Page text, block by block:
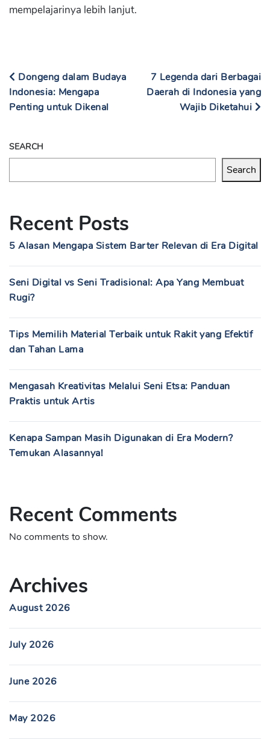
mempelajarinya lebih lanjut.
Dongeng dalam Budaya
Indonesia: Mengapa
Penting untuk Dikenal
7 Legenda dari Berbagai
Daerah di Indonesia yang
Wajib Diketahui
SEARCH
Search
Recent Posts
5 Alasan Mengapa Sistem Barter Relevan di Era Digital
Seni Digital vs Seni Tradisional: Apa Yang Membuat
Rugi?
Tips Memilih Material Terbaik untuk Rakit yang Efektif
dan Tahan Lama
Mengasah Kreativitas Melalui Seni Etsa: Panduan
Praktis untuk Artis
Kenapa Sampan Masih Digunakan di Era Modern?
Temukan Alasannya!
Recent Comments
No comments to show.
Archives
August 2026
July 2026
June 2026
May 2026